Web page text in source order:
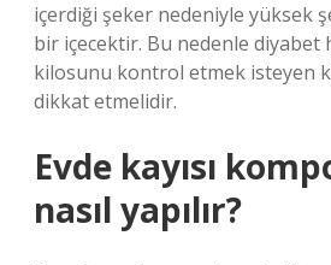
içerdiği şeker nedeniyle yüksek
bir içecektir. Bu nedenle diyabet
kilosunu kontrol etmek isteyen
dikkat etmelidir.
Evde kayısı
nasıl yapılır?